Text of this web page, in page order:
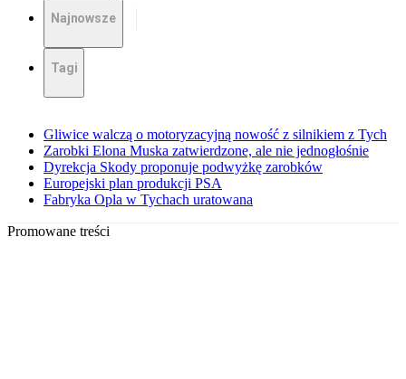
Najnowsze
Tagi
Gliwice walczą o motoryzacyjną nowość z silnikiem z Tych
Zarobki Elona Muska zatwierdzone, ale nie jednogłośnie
Dyrekcja Skody proponuje podwyżkę zarobków
Europejski plan produkcji PSA
Fabryka Opla w Tychach uratowana
Promowane treści